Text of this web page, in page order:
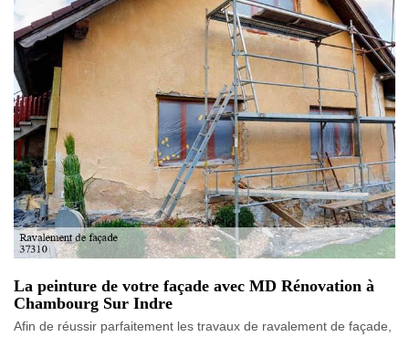
La peinture de votre façade avec MD Rénovation à
Chambourg Sur Indre
Afin de réussir parfaitement les travaux de ravalement de façade,